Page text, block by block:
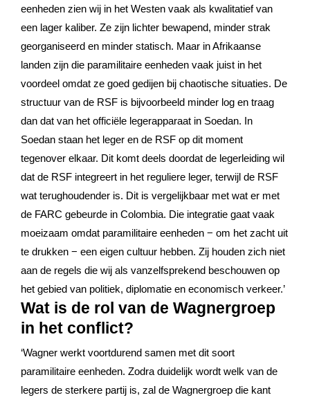
eenheden zien wij in het Westen vaak als kwalitatief van
een lager kaliber. Ze zijn lichter bewapend, minder strak
georganiseerd en minder statisch. Maar in Afrikaanse
landen zijn die paramilitaire eenheden vaak juist in het
voordeel omdat ze goed gedijen bij chaotische situaties. De
structuur van de RSF is bijvoorbeeld minder log en traag
dan dat van het officiële legerapparaat in Soedan. In
Soedan staan het leger en de RSF op dit moment
tegenover elkaar. Dit komt deels doordat de legerleiding wil
dat de RSF integreert in het reguliere leger, terwijl de RSF
wat terughoudender is. Dit is vergelijkbaar met wat er met
de FARC gebeurde in Colombia. Die integratie gaat vaak
moeizaam omdat paramilitaire eenheden − om het zacht uit
te drukken − een eigen cultuur hebben. Zij houden zich niet
aan de regels die wij als vanzelfsprekend beschouwen op
het gebied van politiek, diplomatie en economisch verkeer.’
Wat is de rol van de Wagnergroep
in het conflict?
‘Wagner werkt voortdurend samen met dit soort
paramilitaire eenheden. Zodra duidelijk wordt welk van de
legers de sterkere partij is, zal de Wagnergroep die kant